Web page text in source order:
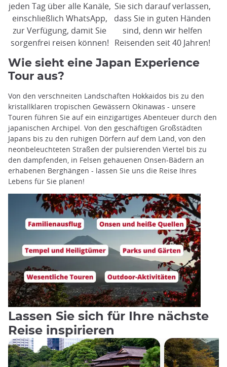
jeden Tag über alle Kanäle,
einschließlich WhatsApp,
zur Verfügung, damit Sie
sorgenfrei reisen können!
Sie sich darauf verlassen,
dass Sie in guten Händen
sind, denn wir helfen
Reisenden seit 40 Jahren!
Wie sieht eine Japan Experience
Tour aus?
Von den verschneiten Landschaften Hokkaidos bis zu den
kristallklaren tropischen Gewässern Okinawas - unsere
Touren führen Sie auf ein einzigartiges Abenteuer durch den
japanischen Archipel. Von den geschäftigen Großstädten
Japans bis zu den ruhigen Dörfern auf dem Land, von den
neonbeleuchteten Straßen der pulsierenden Viertel bis zu
den dampfenden, in Felsen gehauenen Onsen-Bädern an
erhabenen Berghängen - lassen Sie uns die Reise Ihres
Lebens für Sie planen!
Lassen Sie sich für Ihre nächste
Reise inspirieren